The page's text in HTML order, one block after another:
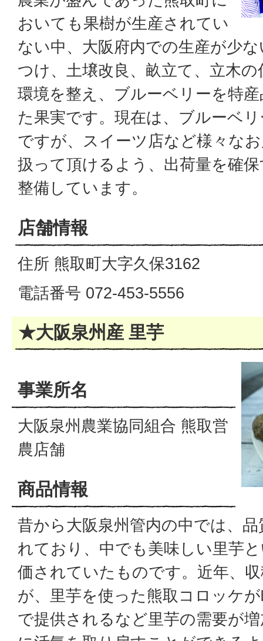
おいても果樹が生産されてい
ない中、大阪府内での生産が少
つけ、土壌改良、畝立て、立木
環境を整え、ブルーベリーを特
た果実です。現在は、ブルーベ
ですが、スイーツ店など様々な
扱って頂けるよう、出荷量を確
整備しています。
店舗情報
住所 熊取町大字久保3162
電話番号 072-453-5556
★大阪泉州産 里芋
事業所名
大阪泉州農業協同組合 熊取営
農店舗
商品情報
昔から大阪泉州管内の中では、
れており、中でも美味しい里芋
価されていたものです。近年、
が、里芋を使った熊取コロッケ
で提供されるなど里芋の需要が